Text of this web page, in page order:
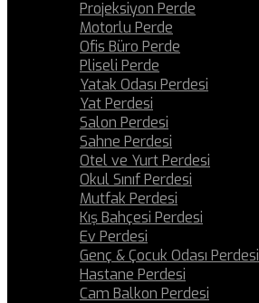
Projeksiyon Perde
Motorlu Perde
Ofis Büro Perde
Pliseli Perde
Yatak Odası Perdesi
Yat Perdesi
Salon Perdesi
Sahne Perdesi
Otel ve Yurt Perdesi
Okul Sınıf Perdesi
Mutfak Perdesi
Kış Bahçesi Perdesi
Ev Perdesi
Genç & Çocuk Odası Perdesi
Hastane Perdesi
Cam Balkon Perdesi